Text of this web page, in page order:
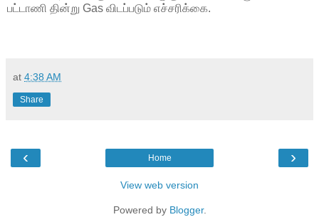
பட்டாணி தின்று Gas விடப்படும் எச்சரிக்கை.
at 4:38 AM
Share
‹ ›
Home
View web version
Powered by Blogger.